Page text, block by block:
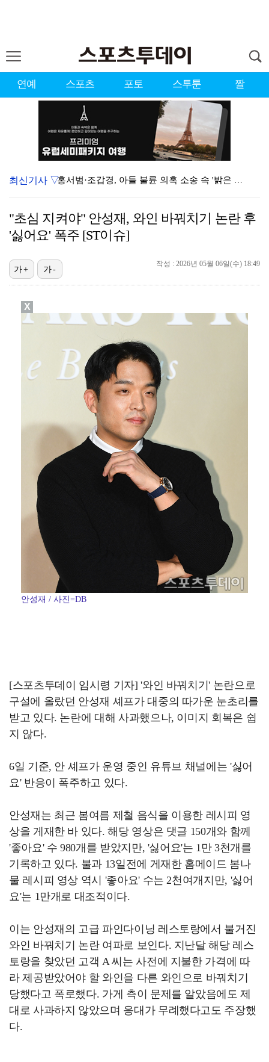
연예 스포츠 포토 스투툰 짤
홍서범·조갑경, 아들 불륜 의혹 소송 속 '밝은 근황'…
'리틀 김연경' 손서연 28점 폭발…U17 여자배구, …
'호프', 글로벌 순항…토론토 영화제 미드나잇 매드니스…
데이식스 영케이, '사운드플래닛페스티벌' 출격…첫 솔로…
[ST포토] 고지우, 신중한 퍼팅
[ST포토] 문정민, 버디 성공
최신기사 ▽
"초심 지켜야" 안성재, 와인 바꿔치기 논란 후
'싫어요' 폭주 [ST이슈]
작성 : 2026년 05월 06일(수) 18:49
가+ 가-
안성재 / 사진=DB
[스포츠투데이 임시령 기자] '와인 바꿔치기' 논란으로
구설에 올랐던 안성재 셰프가 대중의 따가운 눈초리를
받고 있다. 논란에 대해 사과했으나, 이미지 회복은 쉽
지 않다.
6일 기준, 안 셰프가 운영 중인 유튜브 채널에는 '싫어
요' 반응이 폭주하고 있다.
안성재는 최근 봄여름 제철 음식을 이용한 레시피 영
상을 게재한 바 있다. 해당 영상은 댓글 150개와 함께
'좋아요' 수 980개를 받았지만, '싫어요'는 1만 3천개를
기록하고 있다. 불과 13일전에 게재한 홈메이드 봄나
물 레시피 영상 역시 '좋아요' 수는 2천여개지만, '싫어
요'는 1만개로 대조적이다.
이는 안성재의 고급 파인다이닝 레스토랑에서 불거진
와인 바꿔치기 논란 여파로 보인다. 지난달 해당 레스
토랑을 찾았던 고객 A 씨는 사전에 지불한 가격에 따
라 제공받았어야 할 와인을 다른 와인으로 바꿔치기
당했다고 폭로했다. 가게 측이 문제를 알았음에도 제
대로 사과하지 않았으며 응대가 무례했다고도 주장했
다.
X